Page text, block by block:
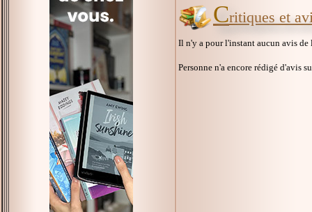
Critiques et
Il n'y a pour l'instant aucun avis
Personne n'a encore rédigé d'avis